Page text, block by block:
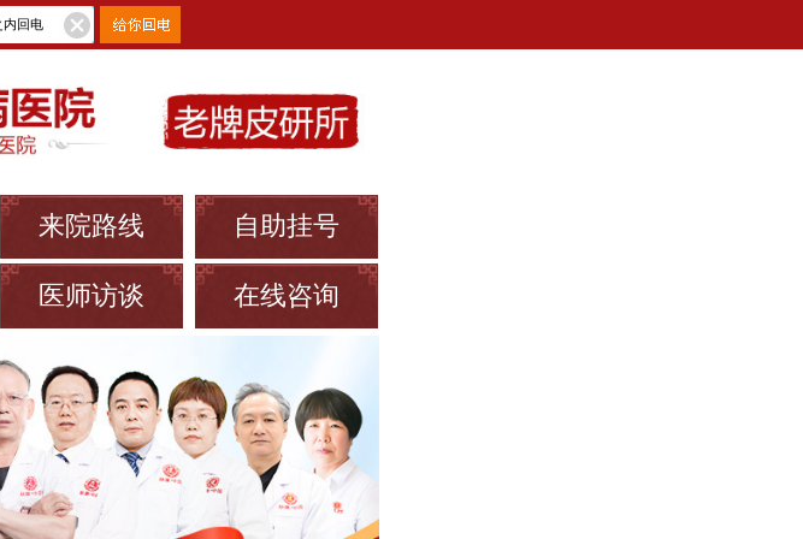
来院路线 自助挂号
医师访谈 在线咨询